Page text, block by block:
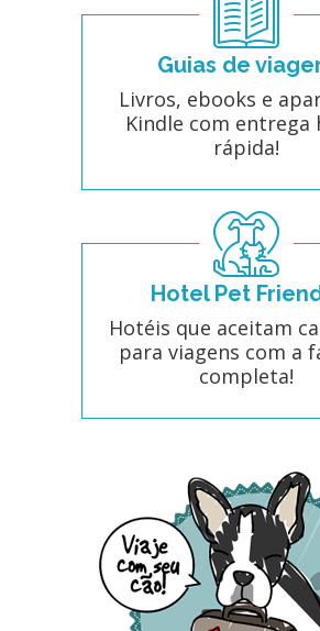
Guias de
Livros, ebooks e
Kindle com entrega
rápida!
Hotel Pet
Hotéis que aceitam
para viagens com a
completa!